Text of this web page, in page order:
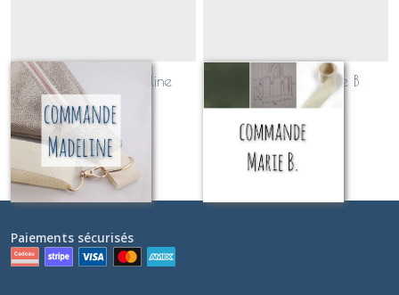
commande Madeline
Sur demande
commande Marie B
Sur demande
Paiements sécurisés